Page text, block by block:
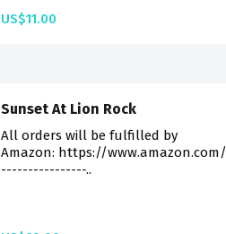
US$11.00
Sunset At Lion Rock
All orders will be fulfilled by
Amazon: https://www.amazon.com/
----------------..